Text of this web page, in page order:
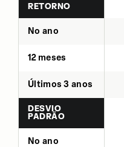
RETORNO
No ano
12 meses
Últimos 3 anos
DESVIO
PADRÃO
No ano